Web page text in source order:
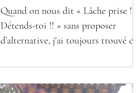
Quand on nous dit « Lâche prise !!
Détends-toi !! » sans proposer
d’alternative, j'ai toujours trouvé cela
nous faisons partie des personnes
anxieuses, nous ne demandons pas